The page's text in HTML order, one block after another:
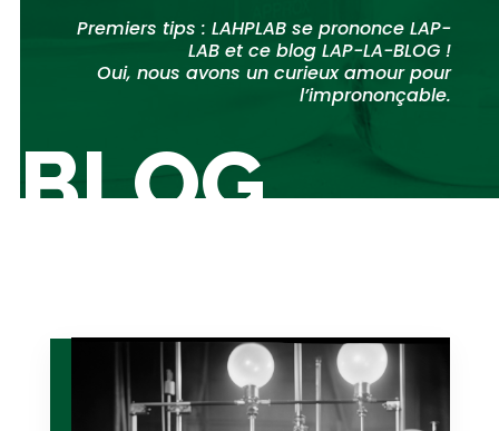
Premiers tips : LAHPLAB se prononce LAP-
LAB et ce blog LAP-LA-BLOG !
Oui, nous avons un curieux amour pour
l’imprononçable.
BLOG